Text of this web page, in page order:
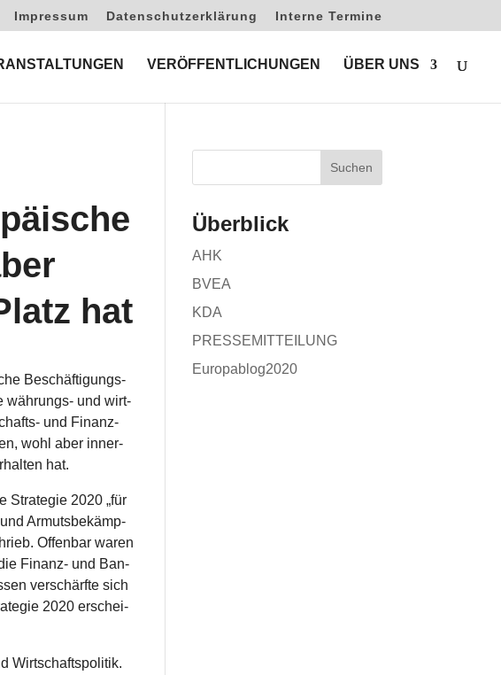
Impressum Datenschutzerklärung Interne Termine
VERÖFFENTLICHUNGEN ÜBER UNS
hat
Beschäf­ti­gungs-
währungs- und wirt­
und Finanz­
wohl aber inner­
hat.
Stra­te­gie 2020 „für
Armuts­be­kämp­
Offenbar waren
Finanz- und Ban­
ver­schärfte sich
2020 erschei­
Wirt­schafts­po­li­tik.
Überblick
AHK
BVEA
KDA
PRESSEMITTEILUNG
Europablog2020